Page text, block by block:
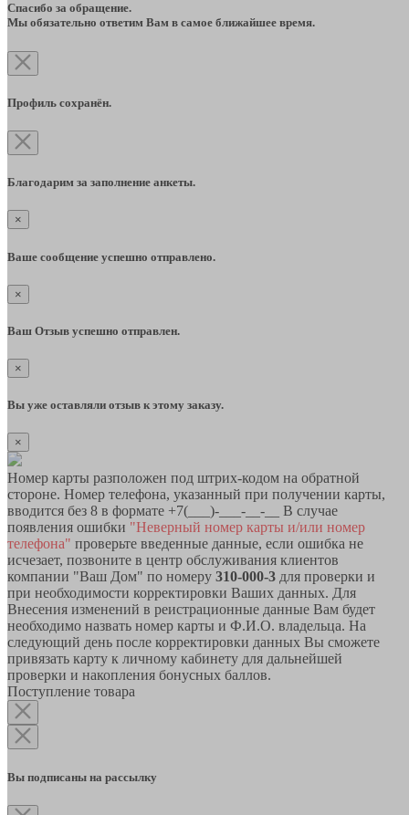
Спасибо за обращение.
Мы обязательно ответим Вам в самое ближайшее время.
Профиль сохранён.
Благодарим за заполнение анкеты.
×
Ваше сообщение успешно отправлено.
×
Ваш Отзыв успешно отправлен.
×
Вы уже оставляли отзыв к этому заказу.
×
Номер карты разположен под штрих-кодом на обратной
стороне. Номер телефона, указанный при получении карты,
вводится без 8 в формате +7(___)-___-__-__ В случае
появления ошибки "Неверный номер карты и/или номер
телефона" проверьте введенные данные, если ошибка не
исчезает, позвоните в центр обслуживания клиентов
компании "Ваш Дом" по номеру 310-000-3 для проверки и
при необходимости корректировки Ваших данных. Для
Внесения изменений в реистрационные данные Вам будет
необходимо назвать номер карты и Ф.И.О. владельца. На
следующий день после корректировки данных Вы сможете
привязать карту к личному кабинету для дальнейшей
проверки и накопления бонусных баллов.
Поступление товара
Вы подписаны на рассылку